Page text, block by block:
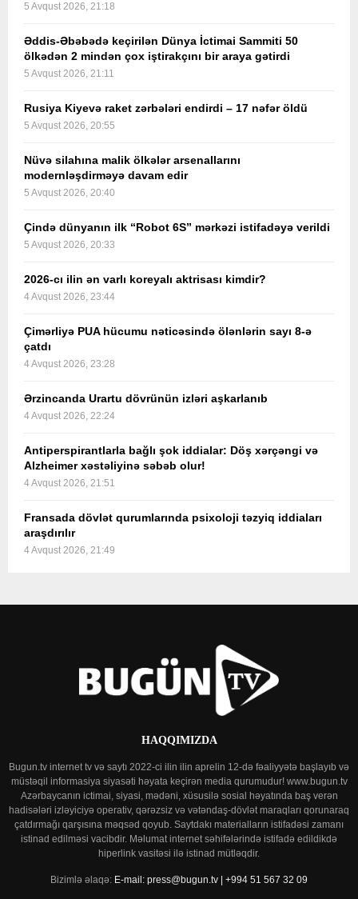
5 Avqust 2026, 21:18
Əddis-Əbəbədə keçirilən Dünya İctimai Sammiti 50
ölkədən 2 mindən çox iştirakçını bir araya gətirdi
5 Avqust 2026, 21:11
Rusiya Kiyevə raket zərbələri endirdi – 17 nəfər öldü
5 Avqust 2026, 20:55
Nüvə silahına malik ölkələr arsenallarını
modernləşdirməyə davam edir
5 Avqust 2026, 20:40
Çində dünyanın ilk “Robot 6S” mərkəzi istifadəyə verildi
5 Avqust 2026, 20:33
2026-cı ilin ən varlı koreyalı aktrisası kimdir?
4 Avqust 2026, 23:44
Çimərliyə PUA hücumu nəticəsində ölənlərin sayı 8-ə
çatdı
4 Avqust 2026, 23:28
Ərzincanda Urartu dövrünün izləri aşkarlanıb
4 Avqust 2026, 22:24
Antiperspirantlarla bağlı şok iddialar: Döş xərçəngi və
Alzheimer xəstəliyinə səbəb olur!
4 Avqust 2026, 21:51
Fransada dövlət qurumlarında psixoloji təzyiq iddiaları
araşdırılır
4 Avqust 2026, 21:49
HAQQIMIZDA
Bugun.tv internet tv və saytı 2022-ci ilin ilin aprelin 12-də fəaliyyətə başlayıb və
müstəqil informasiya siyasəti həyata keçirən media qurumudur! www.bugun.tv
Azərbaycanın ictimai, siyasi, mədəni, xüsusilə sosial həyatında baş verən
hadisələri izləyiciyə operativ, qərəzsiz və vətəndaş-dövlət maraqları qorunaraq
çatdırmağı qarşısına məqsəd qoyub. Saytdakı materialların istifadəsi zamanı
istinad edilməsi vacibdir. Məlumat internet səhifələrində istifadə edildikdə
hiperlink vasitəsi ilə istinad mütləqdir.
Bizimlə əlaqə: E-mail: press@bugun.tv | +994 51 567 32 09